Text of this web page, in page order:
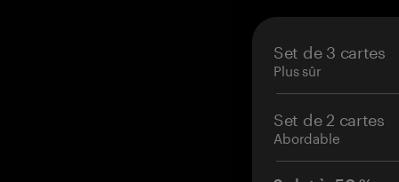
Set de 3 cartes
Plus sûr
Set de 2 cartes
Abordable